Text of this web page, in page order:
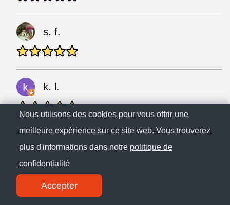
s. f.
k. l.
E. C.
D. W.
Nous utilisons des cookies pour vous offrir une
meilleure expérience sur ce site web. Vous trouverez
plus d'informations dans notre politique de
confidentialité
Accepter